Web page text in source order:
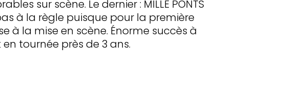
sur scène. Le dernier : MILLE PONTS
à la règle puisque pour la première
à la mise en scène. Énorme succès à
en tournée près de 3 ans.